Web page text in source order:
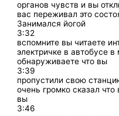
органов чувств и вы
вас переживал это
Занимался йогой
3:32
вспомните вы читаете
электричке в автобусе
обнаруживаете что вы
3:39
пропустили свою
очень громко сказал
вы
3:46